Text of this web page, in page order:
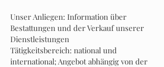
Unser Anliegen: Information über
Bestattungen und der Verkauf unserer
Dienstleistungen
Tätigkeitsbereich: national und
international; Angebot abhängig von der